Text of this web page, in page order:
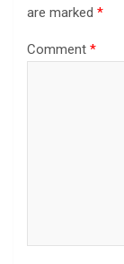
are marked *
Comment *